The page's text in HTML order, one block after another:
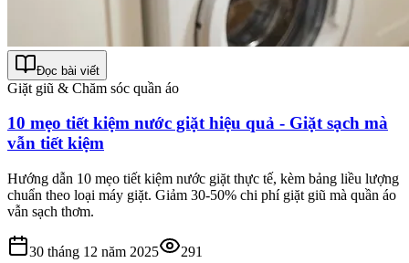
Đọc bài viết
Giặt giũ & Chăm sóc quần áo
10 mẹo tiết kiệm nước giặt hiệu quả - Giặt sạch mà
vẫn tiết kiệm
Hướng dẫn 10 mẹo tiết kiệm nước giặt thực tế, kèm bảng liều lượng
chuẩn theo loại máy giặt. Giảm 30-50% chi phí giặt giũ mà quần áo
vẫn sạch thơm.
30 tháng 12 năm 2025 291